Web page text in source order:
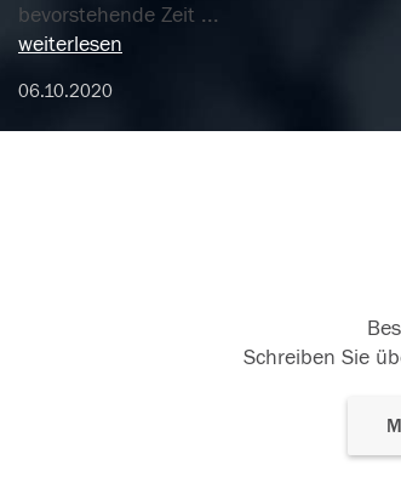
bevorstehende Zeit ...
weiterlesen
06.10.2020
Schreiben Sie